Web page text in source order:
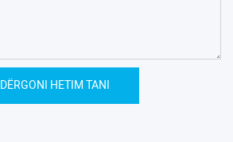
DËRGONI HETIM TANI